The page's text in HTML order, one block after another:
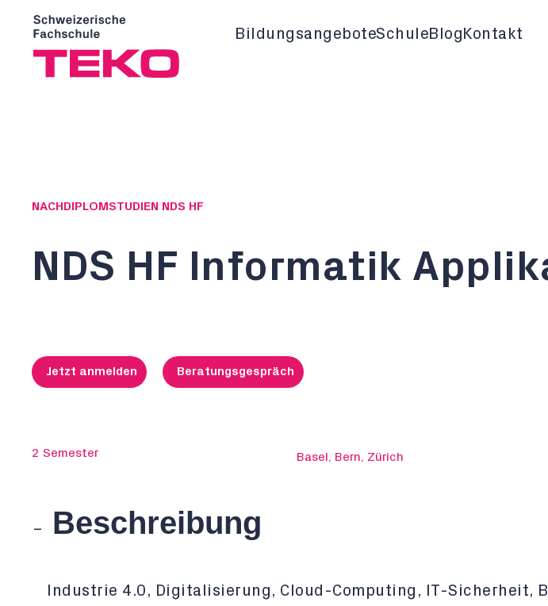
BildungsangeboteSchule Blog Kontakt
NACHDIPLOMSTUDIEN NDS HF
NDS HF Informatik
Jetzt anmelden Beratungsgespräch
2 Semester Basel, Bern, Zürich
Beschreibung
Industrie 4.0, Digitalisierung, Cloud-Computing, IT-Sicherheit,